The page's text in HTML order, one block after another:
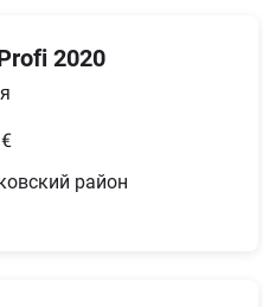
2020
€
район